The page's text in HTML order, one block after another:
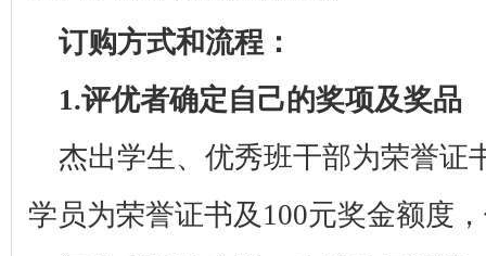
订购方式和流程：
1.评优者确定自己的奖项及奖品
杰出学生、优秀班干部为荣誉证
学员为荣誉证书及 100元奖金额度